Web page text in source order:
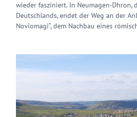
wieder fasziniert. In Neumagen-Dhron,
Deutschlands, endet der Weg an der
Noviomagi“, dem Nachbau eines